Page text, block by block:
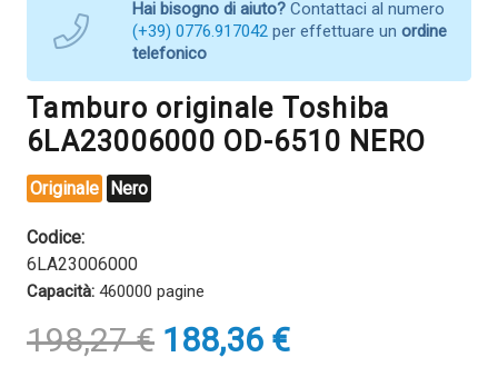
Hai bisogno di aiuto? Contattaci al numero
(+39) 0776.917042 per effettuare un ordine
telefonico
Tamburo originale Toshiba
6LA23006000 OD-6510 NERO
Originale Nero
Codice:
6LA23006000
Capacità: 460000 pagine
198,27€ Il
prezzo
188,36 €Il
prezzo